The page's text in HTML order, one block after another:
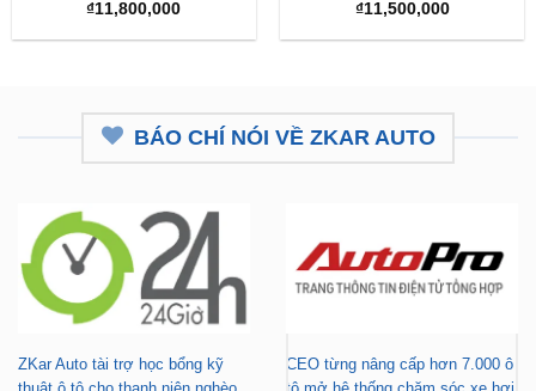
ZKar Auto tài trợ học bổng kỹ
thuật ô tô cho thanh niên nghèo
CEO từng nâng cấp hơn 7.000 ô